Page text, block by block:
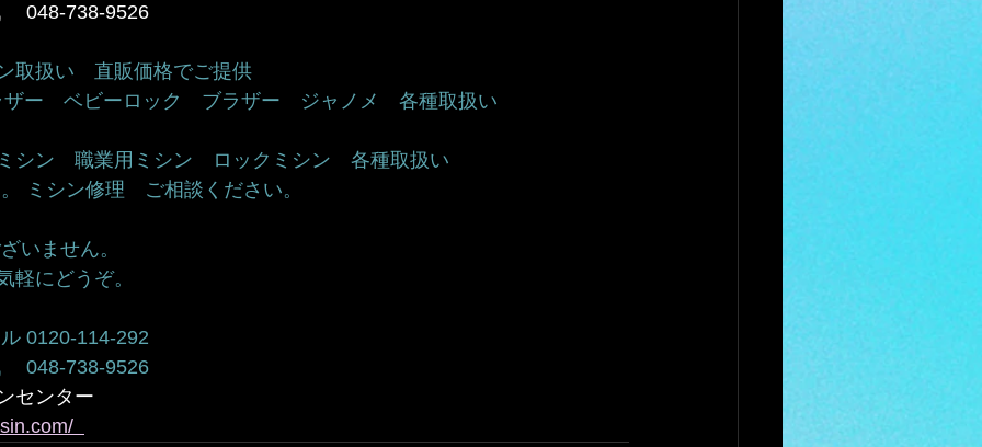
　 048-738-9526
取扱い　直販価格でご提供
ザー　ベビーロック　ブラザー　ジャノメ　各種取扱い
シン　職業用ミシン　ロックミシン　各種取扱い
ミシン修理　ご相談ください。
いません。
気軽にどうぞ。
0120-114-292
　 048-738-9526
センター